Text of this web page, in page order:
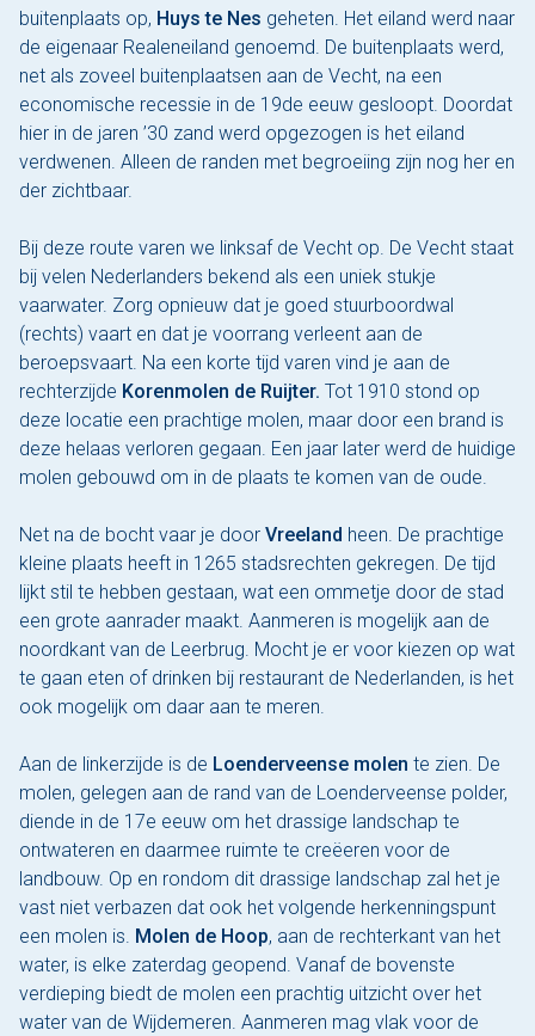
buitenplaats op, Huys te Nes geheten. Het eiland werd naar
de eigenaar Realeneiland genoemd. De buitenplaats werd,
net als zoveel buitenplaatsen aan de Vecht, na een
economische recessie in de 19de eeuw gesloopt. Doordat
hier in de jaren ’30 zand werd opgezogen is het eiland
verdwenen. Alleen de randen met begroeiing zijn nog her en
der zichtbaar.
Bij deze route varen we linksaf de Vecht op. De Vecht staat
bij velen Nederlanders bekend als een uniek stukje
vaarwater. Zorg opnieuw dat je goed stuurboordwal
(rechts) vaart en dat je voorrang verleent aan de
beroepsvaart. Na een korte tijd varen vind je aan de
rechterzijde Korenmolen de Ruijter. Tot 1910 stond op
deze locatie een prachtige molen, maar door een brand is
deze helaas verloren gegaan. Een jaar later werd de huidige
molen gebouwd om in de plaats te komen van de oude.
Net na de bocht vaar je door Vreeland heen. De prachtige
kleine plaats heeft in 1265 stadsrechten gekregen. De tijd
lijkt stil te hebben gestaan, wat een ommetje door de stad
een grote aanrader maakt. Aanmeren is mogelijk aan de
noordkant van de Leerbrug. Mocht je er voor kiezen op wat
te gaan eten of drinken bij restaurant de Nederlanden, is het
ook mogelijk om daar aan te meren.
Aan de linkerzijde is de Loenderveense molen te zien. De
molen, gelegen aan de rand van de Loenderveense polder,
diende in de 17e eeuw om het drassige landschap te
ontwateren en daarmee ruimte te creëeren voor de
landbouw. Op en rondom dit drassige landschap zal het je
vast niet verbazen dat ook het volgende herkenningspunt
een molen is. Molen de Hoop, aan de rechterkant van het
water, is elke zaterdag geopend. Vanaf de bovenste
verdieping biedt de molen een prachtig uitzicht over het
water van de Wijdemeren. Aanmeren mag vlak voor de